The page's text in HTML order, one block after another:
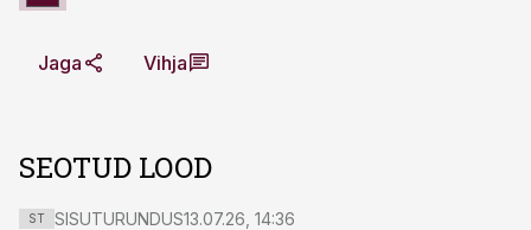
Jaga Vihja
SEOTUD LOOD
ST SISUTURUNDUS13.07.26, 14:36